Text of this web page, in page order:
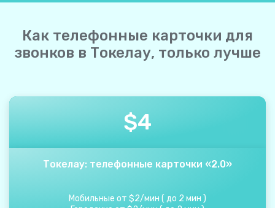
Как телефонные карточки для
звонков в Токелау, только лучше
$4
Токелау: телефонные карточки «2.0»
Мобильные от $2/мин ( до 2 мин )